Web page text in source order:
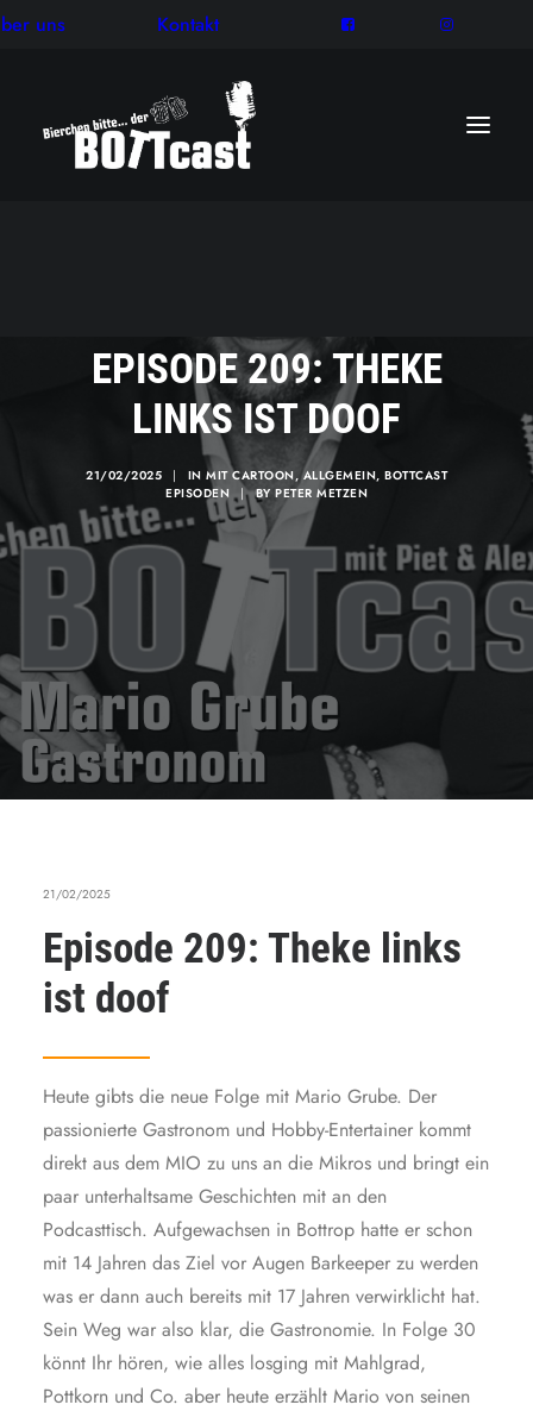
uns Kontakt
EPISODE 209: THEKE
LINKS IST DOOF
21/02/2025 | IN MIT CARTOON,ALLGEMEIN, BOTTCAST
EPISODEN
| BY PETER METZEN
21/02/2025
Episode 209: Theke links
ist doof
Heute gibts die neue Folge mit Mario Grube. Der
passionierte Gastronom und Hobby-Entertainer kommt
direkt aus dem MIO zu uns an die Mikros und bringt ein
paar unterhaltsame Geschichten mit an den
Podcasttisch. Aufgewachsen in Bottrop hatte er schon
mit 14 Jahren das Ziel vor Augen Barkeeper zu werden
was er dann auch bereits mit 17 Jahren verwirklicht hat.
Sein Weg war also klar, die Gastronomie. In Folge 30
könnt Ihr hören, wie alles losging mit Mahlgrad,
Pottkorn und Co. aber heute erzählt Mario von seinen